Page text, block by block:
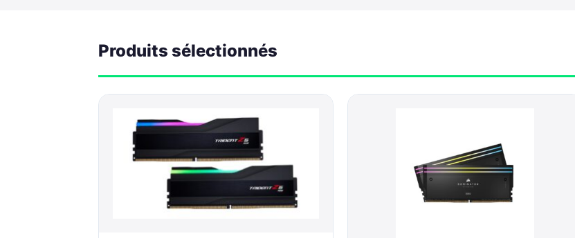
Produits sélectionnés